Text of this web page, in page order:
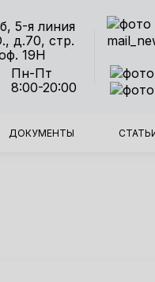
5-я линия
д.70, стр.
19Н
Пн-Пт
8:00-20:00
ДОКУМЕНТЫ